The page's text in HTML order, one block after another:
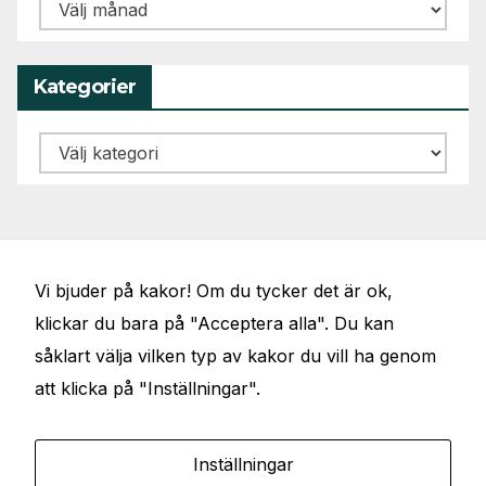
Kategorier
Kategorier
JÖRGENS VAL
Vi bjuder på kakor! Om du tycker det är ok,
klickar du bara på "Acceptera alla". Du kan
såklart välja vilken typ av kakor du vill ha genom
att klicka på "Inställningar".
Inställningar